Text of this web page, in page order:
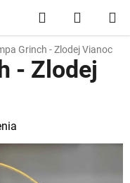
Hľadať
KOŠÍK
Grinch - Zlodej Vianoc
- Zlodej